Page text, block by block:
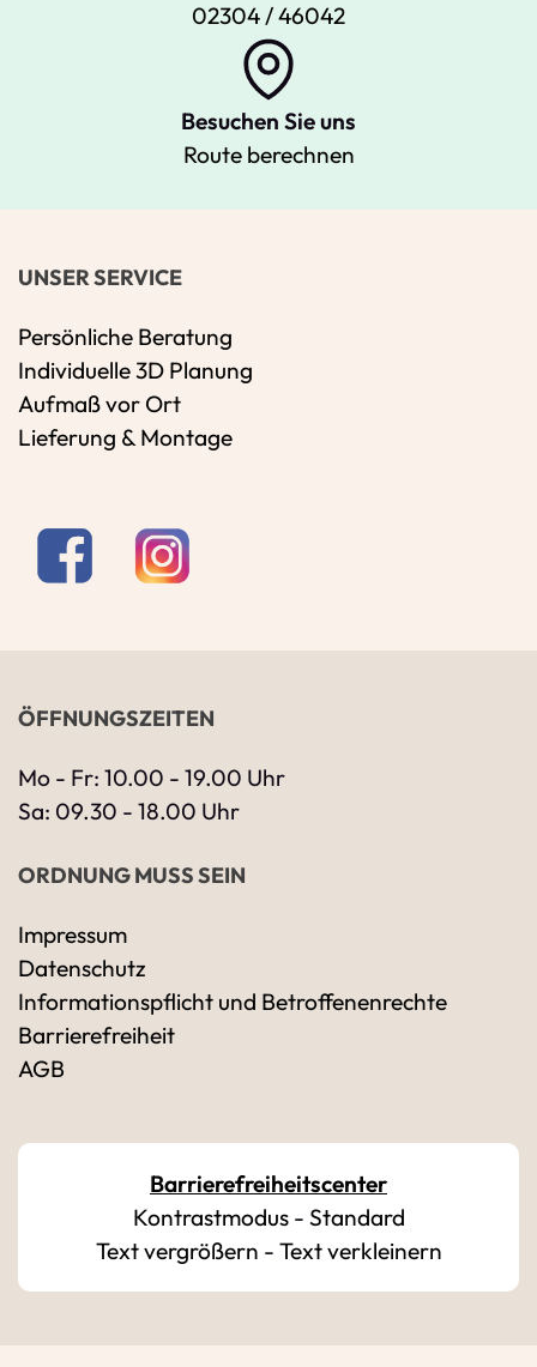
02304 / 46042
Besuchen Sie uns
Route berechnen
UNSER SERVICE
Persönliche Beratung
Individuelle 3D Planung
Aufmaß vor Ort
Lieferung & Montage
ÖFFNUNGSZEITEN
Mo - Fr: 10.00 - 19.00 Uhr
Sa: 09.30 - 18.00 Uhr
ORDNUNG MUSS SEIN
Impressum
Datenschutz
Informationspflicht und Betroffenenrechte
Barrierefreiheit
AGB
Barrierefreiheitscenter
Kontrastmodus- Standard
Text vergrößern - Text verkleinern
Ihre Kontaktdaten
Alle mit Stern gekennzeichneten Felder
Name*
E-Mail-Adresse*
Bitte geben Sie eine gültige E-Mail-Adresse
Telefon*